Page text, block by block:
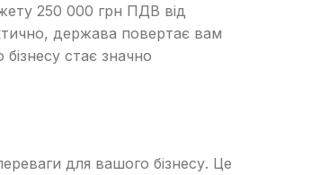
250 000 грн ПДВ від
держава повертає вам
стає значно
для вашого бізнесу. Це